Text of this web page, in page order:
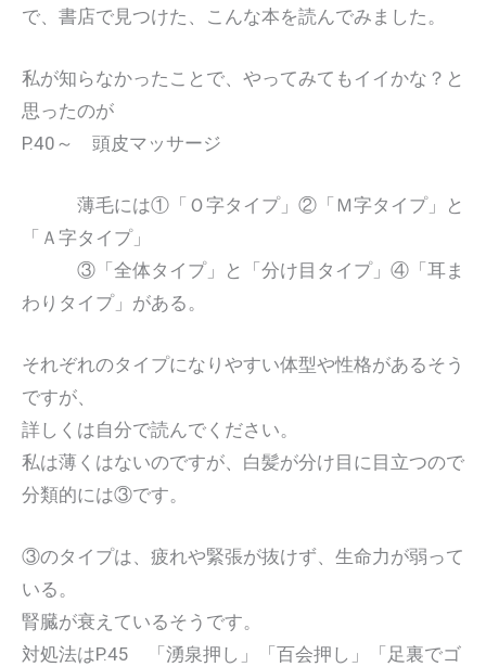
で、書店で見つけた、こんな本を読んでみました。
私が知らなかったことで、やってみてもイイかな？と
思ったのが
P.40～ 頭皮マッサージ
薄毛には①「Ｏ字タイプ」②「Ｍ字タイプ」と
「Ａ字タイプ」
③「全体タイプ」と「分け目タイプ」④「耳ま
わりタイプ」がある。
それぞれのタイプになりやすい体型や性格があるそう
ですが、
詳しくは自分で読んでください。
私は薄くはないのですが、白髪が分け目に目立つので
分類的には③です。
③のタイプは、疲れや緊張が抜けず、生命力が弱って
いる。
腎臓が衰えているそうです。
対処法はP.45 「湧泉押し」「百会押し」「足裏でゴ